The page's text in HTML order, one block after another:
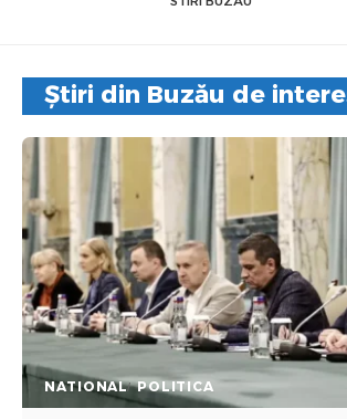
Știri din Buzău de
NATIONAL POLITICA